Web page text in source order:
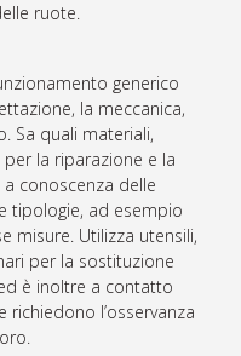
ruote.
generico
la meccanica,
Sa quali materiali,
la riparazione e la
conoscenza delle
tipologie, ad esempio
misure. Utilizza utensili,
per la sostituzione
è inoltre a contatto
l’osservanza